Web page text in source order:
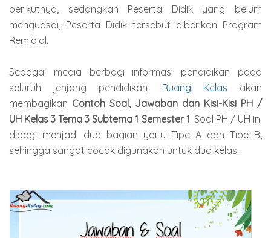
berikutnya, sedangkan Peserta Didik yang belum
menguasai, Peserta Didik tersebut diberikan Program
Remidial.
Sebagai media berbagi informasi pendidikan pada
seluruh jenjang pendidikan, Ruang Kelas akan
membagikan Contoh Soal, Jawaban dan Kisi-Kisi PH /
UH Kelas 3 Tema 3 Subtema 1 Semester 1. Soal PH / UH ini
dibagi menjadi dua bagian yaitu Tipe A dan Tipe B,
sehingga sangat cocok digunakan untuk dua kelas.